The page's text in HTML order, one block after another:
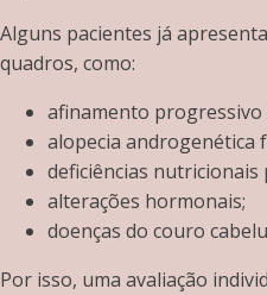
Alguns pacientes já
quadros, como:
afinamento progressivo
alopecia androgenética
deficiências nutricionais
alterações hormonais;
doenças do couro
Por isso, uma avaliação